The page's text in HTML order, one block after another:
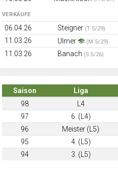
VERKÄUFE
06.04.26 Steigner (T 5/29)
11.03.26
Ulmer (M 5/29)
11.03.26
Banach (S 5/26)
Saison Liga
98
L4
97
6. (L4)
96
Meister (L5)
95
4. (L5)
94
3. (L5)